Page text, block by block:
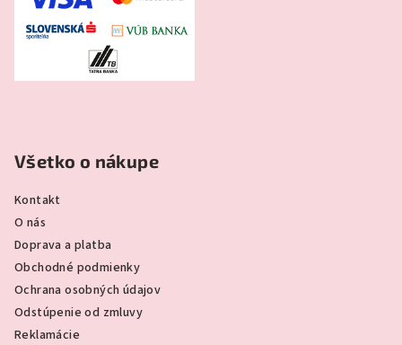
Všetko o nákupe
Kontakt
O nás
Doprava a platba
Obchodné podmienky
Ochrana osobných údajov
Odstúpenie od zmluvy
Reklamácie